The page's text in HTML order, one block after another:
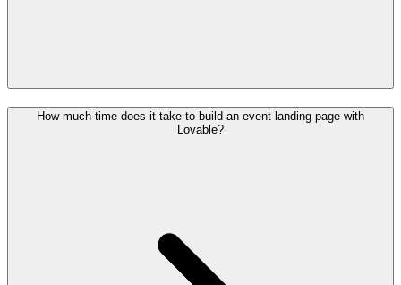
How much time does it take to build an event landing page with
Lovable?